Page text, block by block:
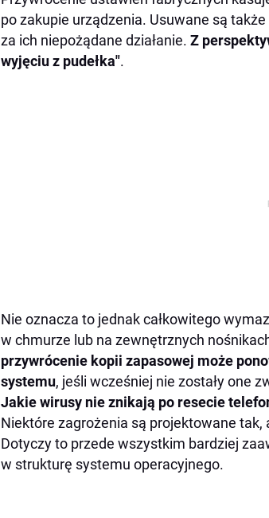
po zakupie urządzenia. Usuwane są
za ich niepożądane działanie. Z
wyjęciu z pudełka".
Nie oznacza to jednak całkowitego
w chmurze lub na zewnętrznych
przywrócenie kopii zapasowej może
systemu, jeśli wcześniej nie zostały one
Jakie wirusy nie znikają po resecie
Niektóre zagrożenia są projektowane
Dotyczy to przede wszystkim bardziej
w strukturę systemu operacyjnego.